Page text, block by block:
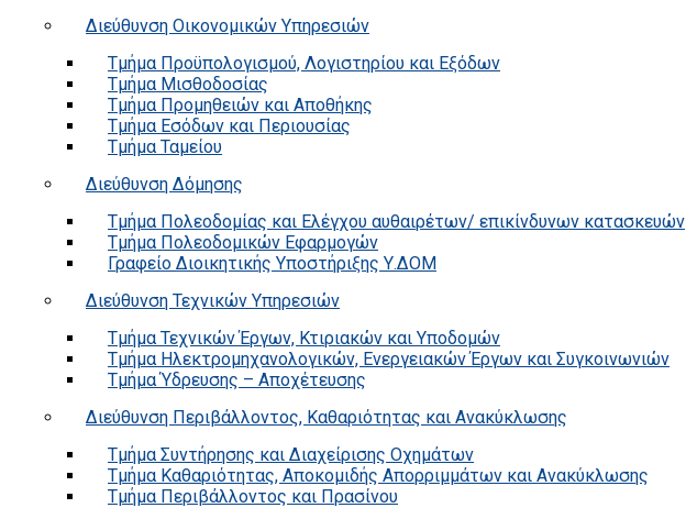
Διεύθυνση Οικονομικών Υπηρεσιών
Τμήμα Προϋπολογισμού, Λογιστηρίου και Εξόδων
Τμήμα Μισθοδοσίας
Τμήμα Προμηθειών και Αποθήκης
Τμήμα Εσόδων και Περιουσίας
Τμήμα Ταμείου
Διεύθυνση Δόμησης
Τμήμα Πολεοδομίας και Ελέγχου αυθαιρέτων/ επικίνδυνων κατασκευών
Τμήμα Πολεοδομικών Εφαρμογών
Γραφείο Διοικητικής Υποστήριξης Υ.ΔΟΜ
Διεύθυνση Τεχνικών Υπηρεσιών
Τμήμα Τεχνικών Έργων, Κτιριακών και Υποδομών
Τμήμα Ηλεκτρομηχανολογικών, Ενεργειακών Έργων και Συγκοινωνιών
Τμήμα Ύδρευσης – Αποχέτευσης
Διεύθυνση Περιβάλλοντος, Καθαριότητας και Ανακύκλωσης
Τμήμα Συντήρησης και Διαχείρισης Οχημάτων
Τμήμα Καθαριότητας, Αποκομιδής Απορριμμάτων και Ανακύκλωσης
Τμήμα Περιβάλλοντος και Πρασίνου